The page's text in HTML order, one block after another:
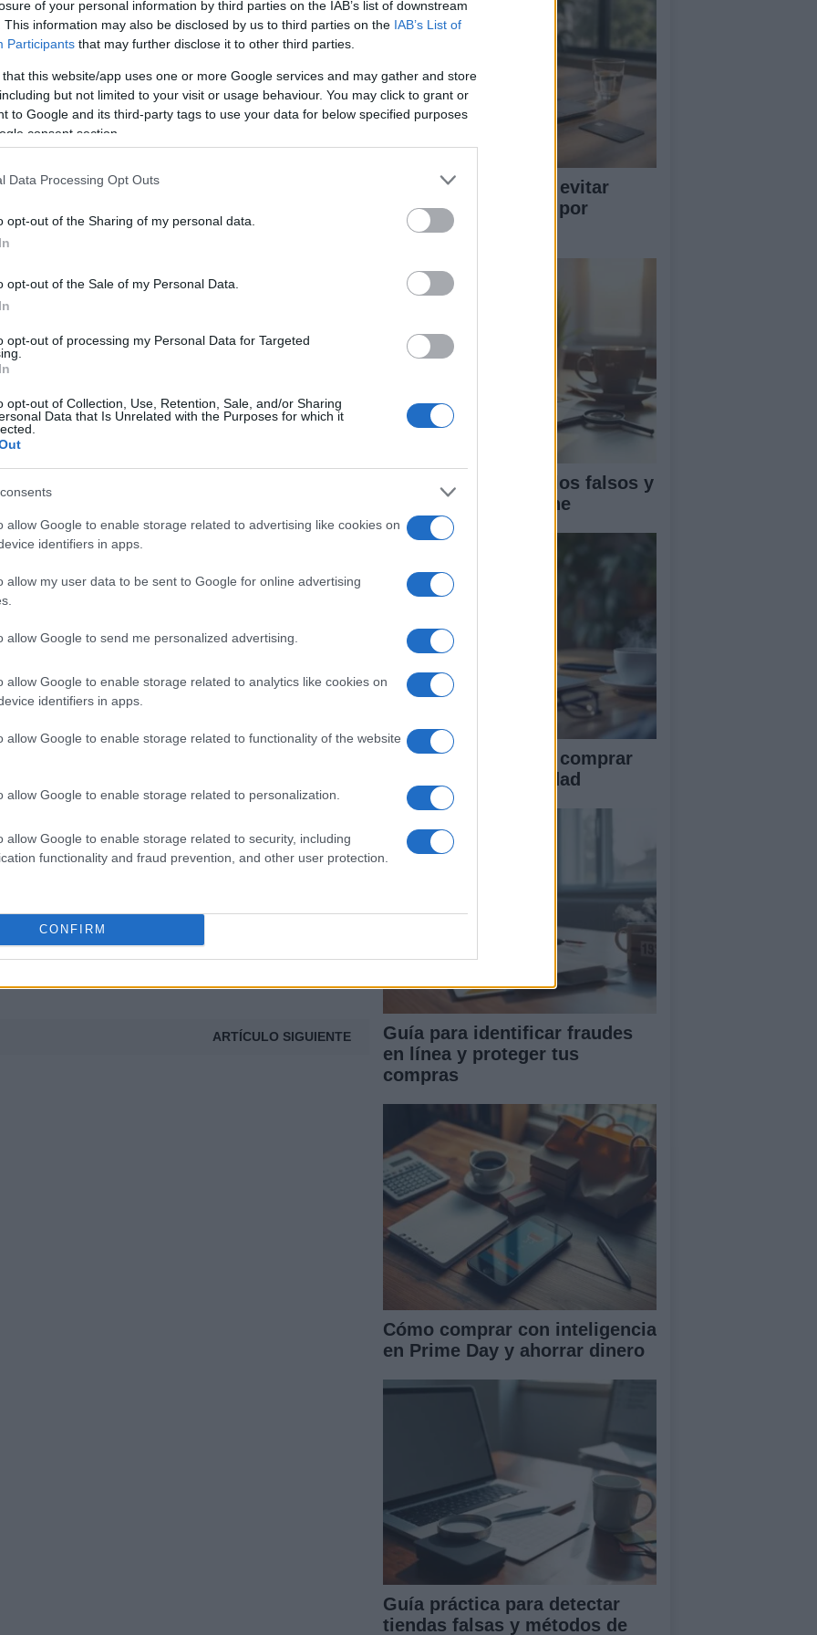
of your personal information by third parties on the IAB’s list of downstream
This information may also be disclosed by us to third parties on the IAB’s List of
Participants that may further disclose it to other third parties.
that this website/app uses one or more Google services and may gather and store
but not limited to your visit or usage behaviour. You may click to grant or
to Google and its third-party tags to use your data for below specified purposes
consent section.
Data Processing Opt Outs
opt-out of the Sharing of my personal data.
opt-out of the Sale of my Personal Data.
opt-out of processing my Personal Data for Targeted
opt-out of Collection, Use, Retention, Sale, and/or Sharing
Data that Is Unrelated with the Purposes for which it
allow Google to enable storage related to advertising like cookies on
identifiers in apps.
allow my user data to be sent to Google for online advertising
allow Google to send me personalized advertising.
allow Google to enable storage related to analytics like cookies on
identifiers in apps.
allow Google to enable storage related to functionality of the website
allow Google to enable storage related to personalization.
allow Google to enable storage related to security, including
functionality and fraud prevention, and other user protection.
CONFIRM
la salud de tu cabello, sin embargo, esto no
recomendable es lavarlo cada dos o tres días. Si
corres el riesgo de eliminar de tu cuero cabelludo
Asimismo, se recomienda lavar el cabello con
las cutículas. Es importante utilizar productos libres
fibra capilar. Por otro lado, el acondicionador debe
la raíz.
térmicas: uso de
para alisar o rizar el cabello puede traer
mismo, principalmente el deterioro de la hebra. Por
cabello al aire libre siempre que sea posible y
a altas temperaturas. Incluso al ir a la
tu rutina diaria de cuidado capilar es utilizar cepillos
el cabello de forma pausada, usar toallas de
peinarlo siempre desde las puntas hacia la raíz
y nutritivas
puedes recurrir aopciones naturales como el
el aceite de coco o incluso el yogur, remedios
profunda. Si buscas sellar tus puntas abiertas,
argán o almendras en tu rutina.
verse simplemente como una alternativa
sino como una parte esencial de la rutina
beneficios visibles, sino que también influye
al brindarte momentos de autocuidado y
tipo de cabello: cada hebra merece respeto y
ARTÍCULO SIGUIENTE
Guía definitiva para evitar
estafas en compras por
internet
Cómo detectar chollos falsos y
validar tiendas online
Guía definitiva para comprar
en línea con seguridad
Guía para identificar fraudes
en línea y proteger tus
compras
Cómo comprar con inteligencia
en Prime Day y ahorrar dinero
Guía práctica para detectar
tiendas falsas y métodos de